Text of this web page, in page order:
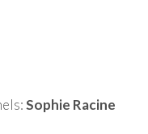
Sophie Racine